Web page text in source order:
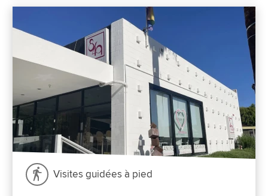
Visites guidées à pied